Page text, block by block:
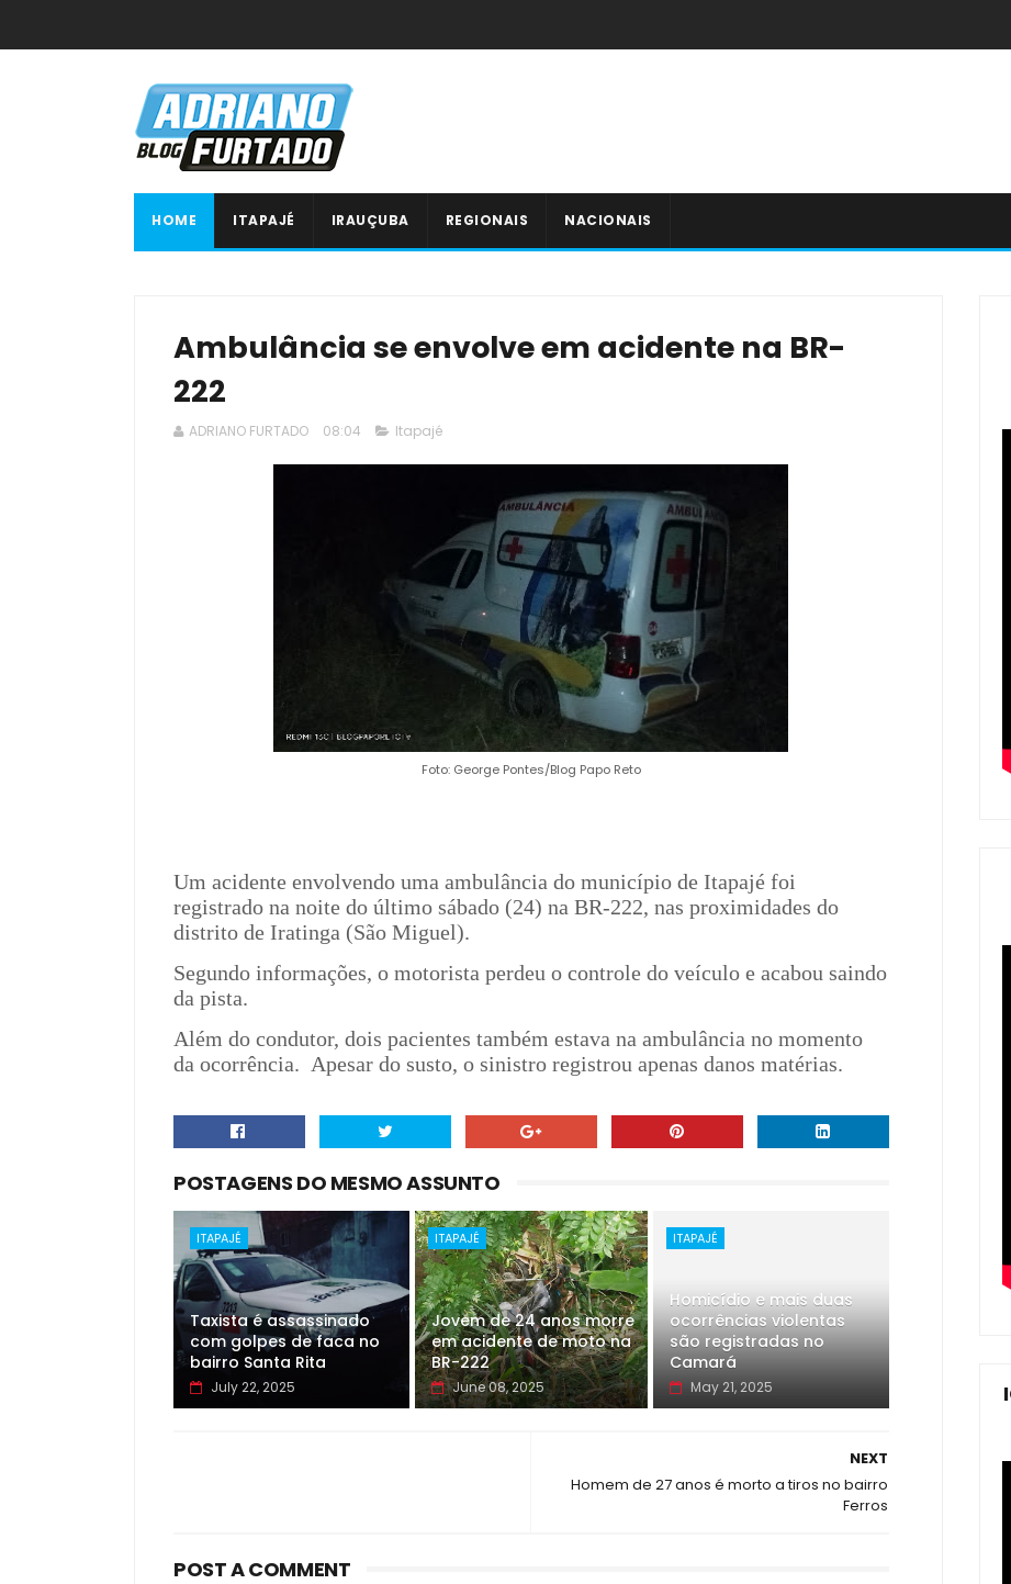
HOME ITAPAJÉ IRAUÇUBA REGIONAIS NACIONAIS
Ambulância se envolve em acidente na BR-
222
ADRIANO FURTADO 08:04 Itapajé
Foto: George Pontes/Blog Papo Reto
Um acidente envolvendo uma ambulância do município de Itapajé foi
registrado na noite do último sábado (24) na BR-222, nas proximidades do
distrito de Iratinga (São Miguel).
Segundo informações, o motorista perdeu o controle do veículo e acabou saindo
da pista.
Além do condutor, dois pacientes também estava na ambulância no momento
da ocorrência. Apesar do susto, o sinistro registrou apenas danos matérias.
POSTAGENS DO MESMO ASSUNTO
ITAPAJÉ
Taxista é assassinado
com golpes de faca no
bairro Santa Rita
July 22, 2025
ITAPAJÉ
Jovem de 24 anos morre
em acidente de moto na
BR-222
June 08, 2025
ITAPAJÉ
Homicídio e mais duas
ocorrências violentas
são registradas no
Camará
May 21, 2025
NEXT
Homem de 27 anos é morto a tiros no bairro
Ferros
POST A COMMENT